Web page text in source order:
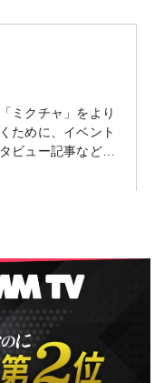
ミクチャ」をより
ために、イベント
ビュー記事などを